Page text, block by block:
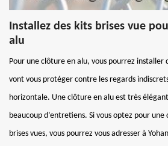
Installez des kits brises vue
alu
Pour une clôture en alu, vous pourrez installer
vont vous protéger contre les regards
horizontale. Une clôture en alu est très
beaucoup d’entretiens. Si vous optez pour
brises vues, vous pourrez vous adresser à